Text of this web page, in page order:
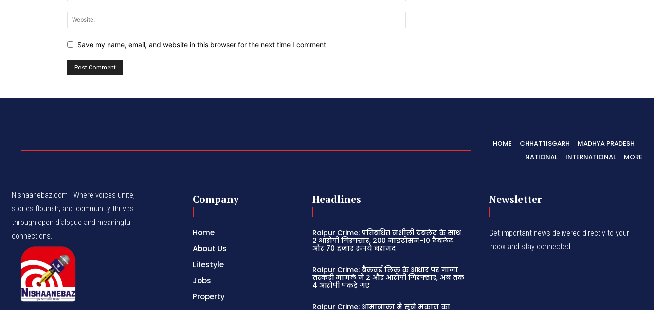
Save my name, email, and website in this browser for the next time I comment.
HOME CHHATTISGARH
MADHYA PRADESH
NATIONAL
INTERNATIONAL MORE
Nishaanebaz.com - Where voices unite,
stories flourish, and community thrives
through open dialogue and meaningful
connections.
Company
Home
About Us
Lifestyle
Jobs
Property
Headlines
Raipur Crime: प्रतिबंधित नशीली टेबलेट के साथ
2 आरोपी गिरफ्तार, 200 नाइट्रोसन-10 टैबलेट
और 70 हजार रुपये बरामद
Raipur Crime: बैकवर्ड लिंक के आधार पर गांजा
तस्करी मामले में 2 और आरोपी गिरफ्तार, अब तक
4 आरोपी पकड़े गए
Raipur Crime: आमानाका में सूने मकान का
Newsletter
Get important news delivered directly to your
inbox and stay connected!